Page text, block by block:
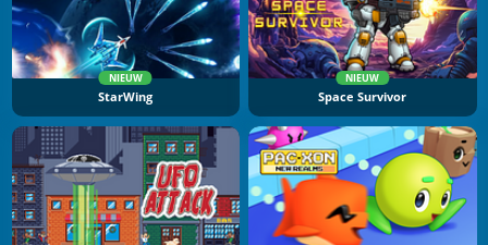
NIEUW
StarWing
NIEUW
Space Survivor